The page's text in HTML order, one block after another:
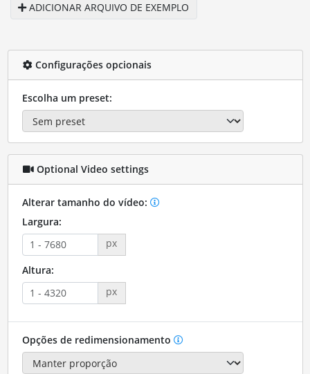
ADICIONAR ARQUIVO DE EXEMPLO
Configurações opcionais
Escolha um preset:
Optional Video settings
Alterar tamanho do vídeo:
Largura:
px
Altura:
px
Opções de redimensionamento